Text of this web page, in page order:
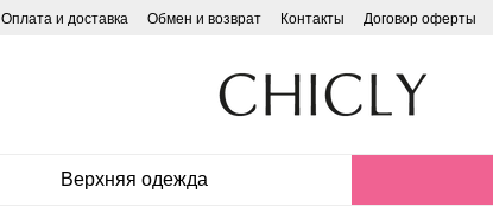
Оплата и доставка Обмен и возврат Контакты Договор оферты
Верхняя одежда